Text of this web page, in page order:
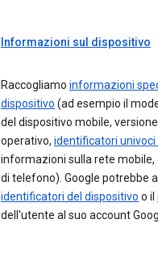
Informazioni sul dispositivo
Raccogliamo informazioni
dispositivo (ad esempio il
del dispositivo mobile,
operativo, identificatori univoci
informazioni sulla rete mobile,
di telefono). Google potrebbe
identificatori del dispositivo o il
dell'utente al suo account